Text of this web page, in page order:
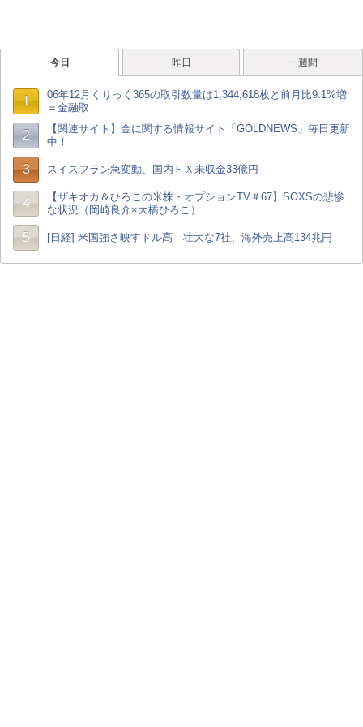
今日 昨日 一週間
1
06年12月くりっく365の取引数量は1,344,618枚と前月比9.1%増
＝金融取
2
【関連サイト】金に関する情報サイト「GOLDNEWS」毎日更新
中！
3 スイスフラン急変動、国内ＦＸ未収金33億円
4
【ザキオカ＆ひろこの米株・オプションTV＃67】SOXSの悲惨
な状況（岡崎良介×大橋ひろこ）
5 [日経] 米国強さ映すドル高 壮大な7社、海外売上高134兆円